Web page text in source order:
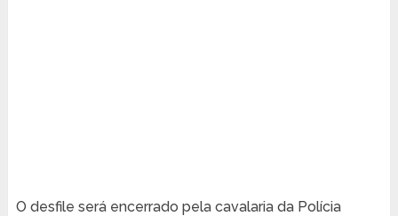
O desfile será encerrado pela cavalaria da Polícia